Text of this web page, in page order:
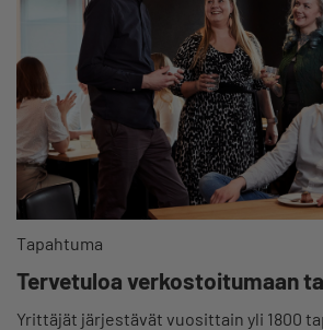
Tapahtuma
Tervetuloa verkostoitumaan
Yrittäjät järjestävät vuosittain yli 1800